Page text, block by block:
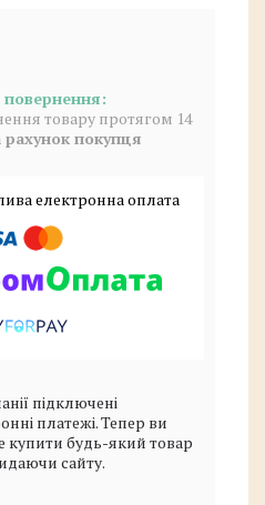
товару протягом 14
рахунок покупця
підключені
платежі. Тепер ви
купити будь-який товар
сайту.